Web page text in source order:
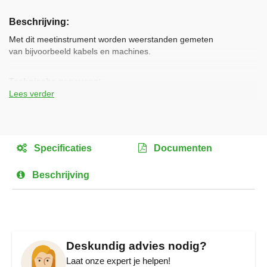
het
begin
van
Beschrijving
Met dit meetinstrument worden weerstanden gemeten
van bijvoorbeeld kabels en machines.
Gewicht: 0,6 kg Gewicht:
(transport):
Meetbereik: 0,01MΩ - 999MΩ
Lees verder
Specificaties Documenten
Beschrijving
Deskundig advies nodig?
Laat onze expert je helpen!